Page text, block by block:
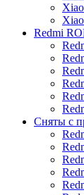
Redmi
Сняты с